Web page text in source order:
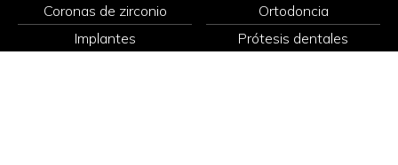
Coronas de zirconio
Ortodoncia
Implantes
Prótesis dentales